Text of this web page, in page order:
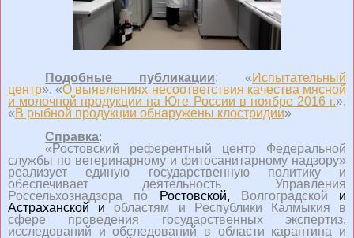
Подобные публикации: «Испытательный
центр», «О выявлениях несоответствия качества мясной
и молочной продукции на Юге России в ноябре 2016 г.»,
«В рыбной продукции обнаружены клостридии»
Справка:
«Ростовский референтный центр Федеральной
службы по ветеринарному и фитосанитарному надзору»
реализует единую государственную политику и
обеспечивает деятельность Управления
Россельхознадзора по
Ростовской, Волгоградской и
Астраханской иобластям и Республики Калмыкия в
сфере проведения государственных экспертиз,
исследований и обследований в области карантина и